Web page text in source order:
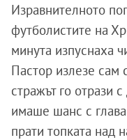
Изравнителното
футболистите на
минута изпуснаха
Пастор излезе сам
стражът го отрази
имаше шанс с
прати топката над